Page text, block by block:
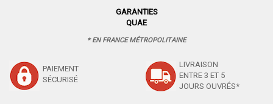
GARANTIES
QUAE
* EN FRANCE MÉTROPOLITAINE
PAIEMENT
SÉCURISÉ
LIVRAISON
ENTRE 3 ET 5
JOURS OUVRÉS*